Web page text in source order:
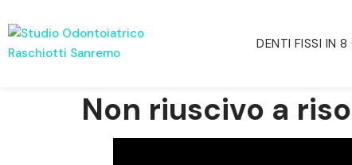
DENTI FISSI IN 8
Non riuscivo a